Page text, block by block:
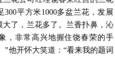
平方米1000多盆兰花，发展
大了，兰花多了。兰香扑鼻，沁
，非常高兴地握住饶春荣的手
”他开怀大笑道：“看来我的题词